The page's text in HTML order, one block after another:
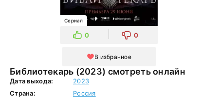
Библиотекарь (2023) смотреть онлайн
Сериал
0 0
В избранное
Дата выхода:
2023
Страна:
Россия